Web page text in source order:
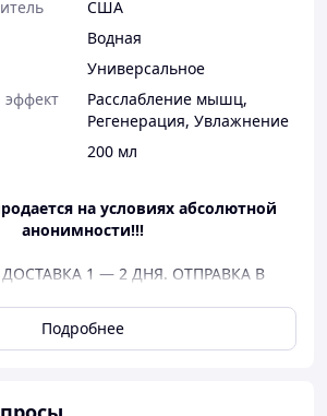
США
Водная
Универсальное
Расслабление мышц,
Регенерация, Увлажнение
200 мл
на условиях абсолютной
анонимности!!!
1 ― 2 ДНЯ. ОТПРАВКА В
ПО ВСЕЙ ТЕРРИТОРИИ УКРАИНЫ!!!
Подробнее